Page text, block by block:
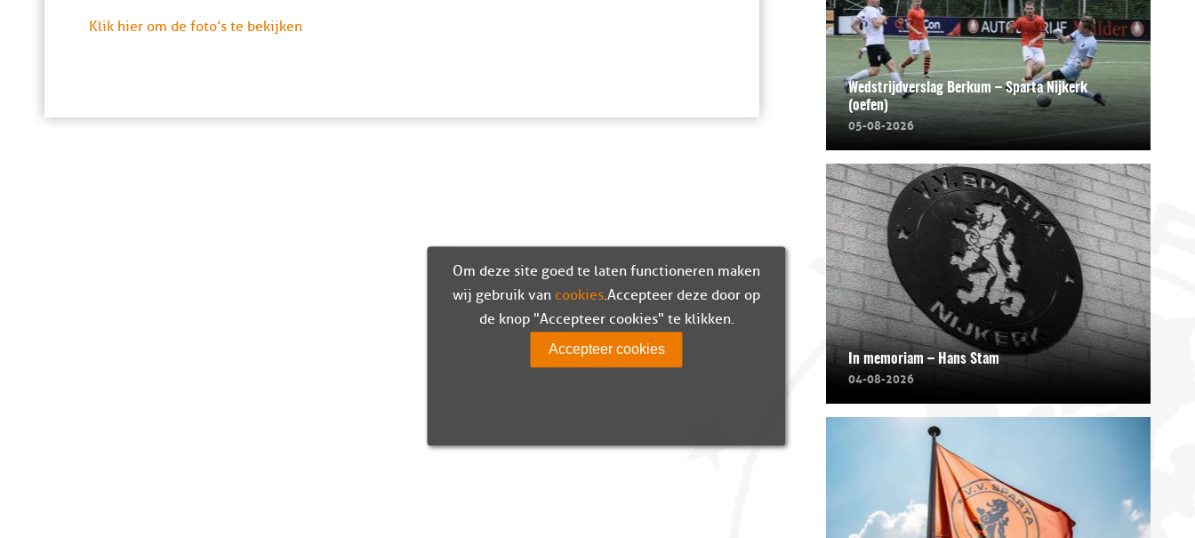
Klik hier om de foto’s te bekijken
Wedstrijdverslag Berkum – Sparta Nijkerk
(oefen)
05-08-2026
In memoriam – Hans Stam
04-08-2026
Om deze site goed te laten functioneren maken
wij gebruik van cookies. Accepteer deze door op
de knop "Accepteer cookies" te klikken.
Accepteer cookies